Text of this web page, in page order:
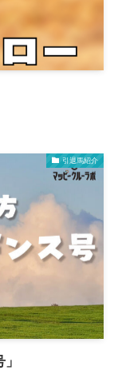
引退馬紹介